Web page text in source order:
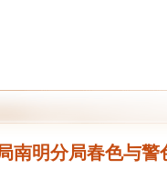
南明分局春色与警